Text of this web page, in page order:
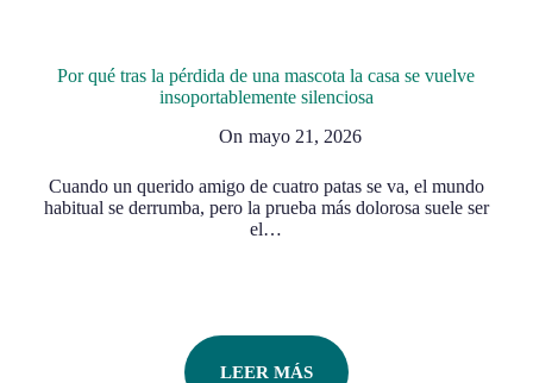
Por qué tras la pérdida de una mascota la casa se vuelve
insoportablemente silenciosa
On mayo 21, 2026
Cuando un querido amigo de cuatro patas se va, el mundo
habitual se derrumba, pero la prueba más dolorosa suele ser
el…
LEER MÁS